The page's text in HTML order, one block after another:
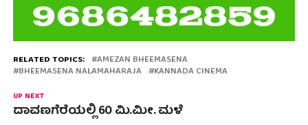
RELATED TOPICS: AMEZAN BHEEMASENA
BHEEMASENA NALAMAHARAJA KANNADA CINEMA
UP NEXT
ದಾವಣಗೆರೆಯಲ್ಲಿ 60 ಮಿ.ಮೀ. ಮಳೆ